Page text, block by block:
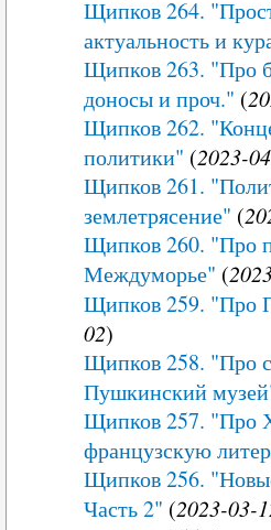
Щипков 264.
актуальность и
Щипков 263. "Про
доносы и проч." (
Щипков 262.
политики" (2023-
Щипков 261.
землетрясение" (
Щипков 260. "Про
Междуморье" (
Щипков 259. "Про
02)
Щипков 258. "Про
Пушкинский
Щипков 257. "Про
французскую
Щипков 256.
Часть 2" (2023-03-